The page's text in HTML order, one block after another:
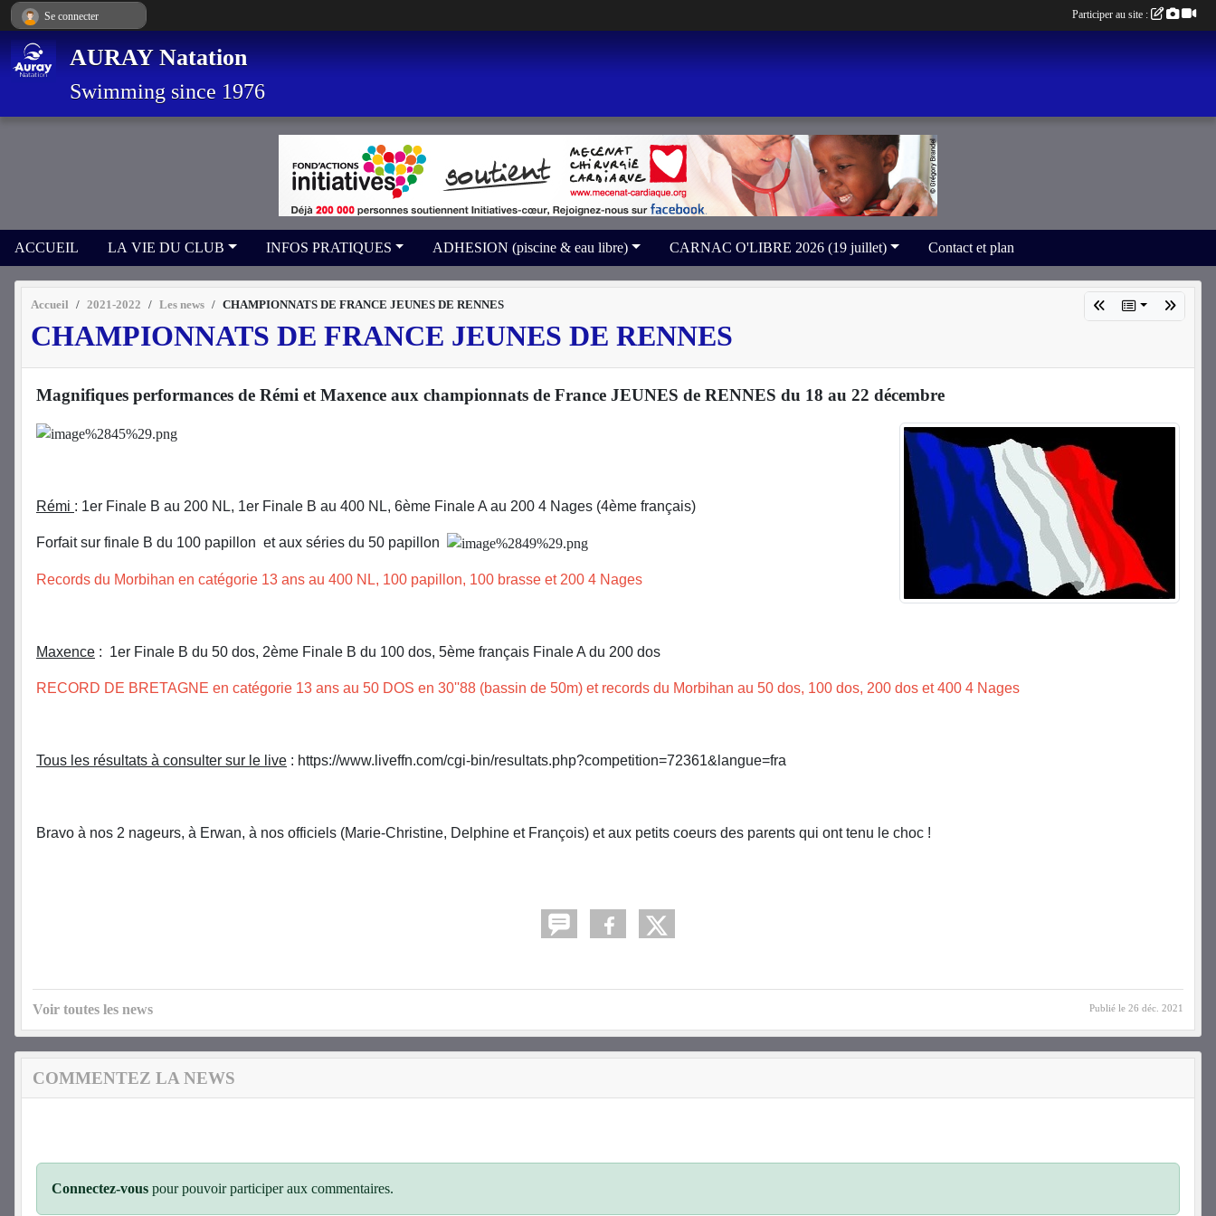
AURAY Natation
Swimming since 1976
ACCUEIL LA VIE DU CLUB INFOS PRATIQUES ADHESION (piscine & eau libre) CARNAC O'LIBRE 2026 (19 juillet) Contact et plan
Accueil 2021-2022 Les news CHAMPIONNATS DE FRANCE JEUNES DE RENNES
CHAMPIONNATS DE FRANCE JEUNES DE RENNES
Magnifiques performances de Rémi et Maxence aux championnats de France JEUNES de RENNES du 18 au 22 décembre
Rémi : 1er Finale B au 200 NL, 1er Finale B au 400 NL, 6ème Finale A au 200 4 Nages (4ème français)
Forfait sur finale B du 100 papillon et aux séries du 50 papillon
Records du Morbihan en catégorie 13 ans au 400 NL, 100 papillon, 100 brasse et 200 4 Nages
Maxence : 1er Finale B du 50 dos, 2ème Finale B du 100 dos, 5ème français Finale A du 200 dos
RECORD DE BRETAGNE en catégorie 13 ans au 50 DOS en 30''88 (bassin de 50m) et records du Morbihan au 50 dos, 100 dos, 200 dos et 400 4 Nages
Tous les résultats à consulter sur le live : https://www.liveffn.com/cgi-bin/resultats.php?competition=72361&langue=fra
Bravo à nos 2 nageurs, à Erwan, à nos officiels (Marie-Christine, Delphine et François) et aux petits coeurs des parents qui ont tenu le choc !
Voir toutes les news Publié le 26 déc. 2021
COMMENTEZ LA NEWS
Connectez-vous pour pouvoir participer aux commentaires.
Se connecter Participer au site :
Panneau de gestion des cookies